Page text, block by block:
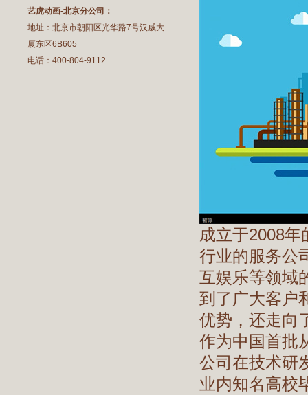
艺虎动画-北京分公司：
地址：北京市朝阳区光华路7号汉威大
厦东区6B605
电话：400-804-9112
成立于2008
行业的服务公
互娱乐等领域
到了广大客户
优势，还走向
作为中国首批
公司在技术研
业内知名高校